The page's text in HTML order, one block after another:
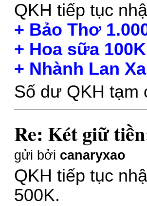
QKH tiếp tục
+ Bảo Thơ
+ Hoa sữa 100K
+ Nhành Lan
Số dư QKH tạm
Re: Két giữ
gửi bởi canaryxao
QKH tiếp tục
500K.